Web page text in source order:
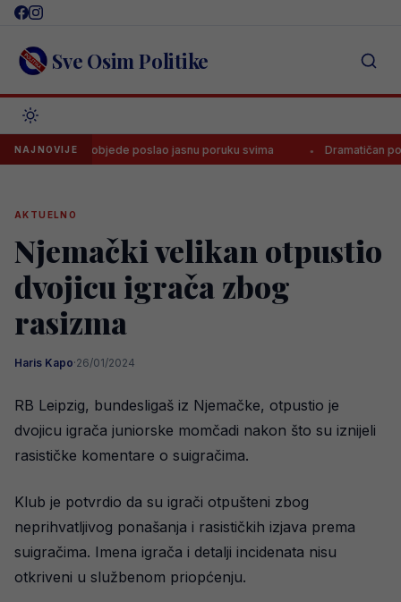
Skip
content Sve Osim Politike
NAJNOVIJE
pobjede poslao jasnu poruku svima Dramatičan početak
AKTUELNO
Njemački velikan otpustio
dvojicu igrača zbog
rasizma
Haris Kapo·26/01/2024
RB Leipzig, bundesligaš iz Njemačke, otpustio je
dvojicu igrača juniorske momčadi nakon što su iznijeli
rasističke komentare o suigračima.
Klub je potvrdio da su igrači otpušteni zbog
neprihvatljivog ponašanja i rasističkih izjava prema
suigračima. Imena igrača i detalji incidenata nisu
otkriveni u službenom priopćenju.